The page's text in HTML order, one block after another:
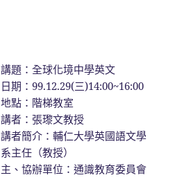
講題：全球化境中學英文
日期：99.12.29(三)14:00~16:00
地點：階梯教室
講者：張瓈文教授
講者簡介：輔仁大學英國語文學
系主任（教授）
主、協辦單位：通識教育委員會